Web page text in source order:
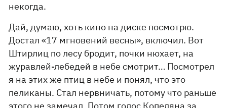
некогда.
Дай, думаю, хоть кино на диске посмотрю.
Достал «17 мгновений весны», включил. Вот
Штирлиц по лесу бродит, почки нюхает, на
журавлей-лебедей в небе смотрит… Посмотрел
я на этих же птиц в небе и понял, что это
пеликаны. Стал нервничать, потому что раньше